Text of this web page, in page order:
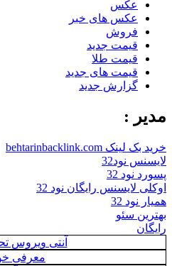
عکس
عکس های خبر
فروش
قیمت جدید
قیمت طلا
قیمت های جدید
گزارش جدید
مدیر :
خرید بک لینک behtarinbacklink.com
لایسنس نود32
پسورد نود 32
اوکلی لایسنس رایگان نود 32
همیار نود 32
بهترین سئو
رایگان
آنتی ویروس
معرفی